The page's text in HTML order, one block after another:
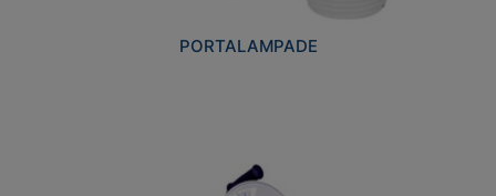
PORTALAMPADE